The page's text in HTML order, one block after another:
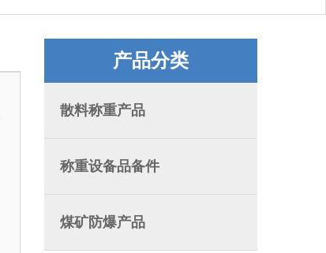
产品分类
散料称重产品
称重设备品备件
煤矿防爆产品